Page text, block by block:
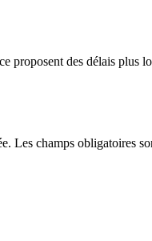
proposent des délais
Les champs obligatoires